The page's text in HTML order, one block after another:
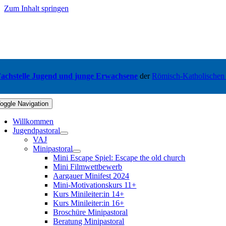
Zum Inhalt springen
Jugend und junge Erwachsene derRömisch-
Navigation
Willkommen
Jugendpastoral
VAJ
Minipastoral
Mini Escape Spiel: Escape the old church
Mini Filmwettbewerb
Aargauer Minifest 2024
Mini-Motivationskurs 11+
Kurs Minileiter:in 14+
Kurs Minileiter:in 16+
Broschüre Minipastoral
Beratung Minipastoral